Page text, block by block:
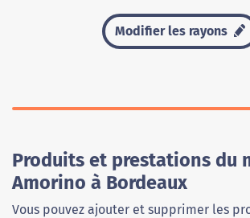
Modifier les rayons
Produits et prestations du
Amorino à Bordeaux
Vous pouvez ajouter et supprimer les